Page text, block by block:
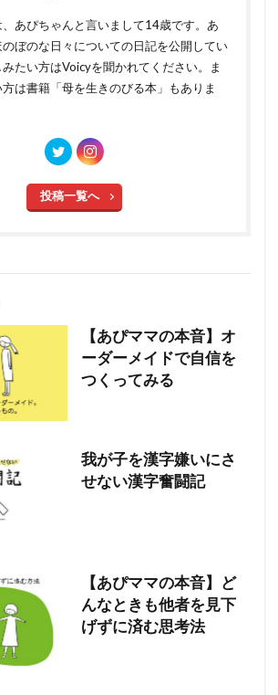
あぴちゃんと言いまして14歳です。あ
ぼのな日々についての日記を公開してい
たい方はVoicyを聞かれてください。ま
は書籍「母を生きのびる本」もありま
投稿一覧へ
【あぴママの本音】オ
ーダーメイドで自信を
つくってみる
我が子を漢字嫌いにさ
せない漢字奮闘記
【あぴママの本音】ど
んなときも他者を見下
げずに済む思考法